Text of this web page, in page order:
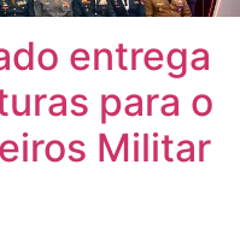
entrega
para o
Militar